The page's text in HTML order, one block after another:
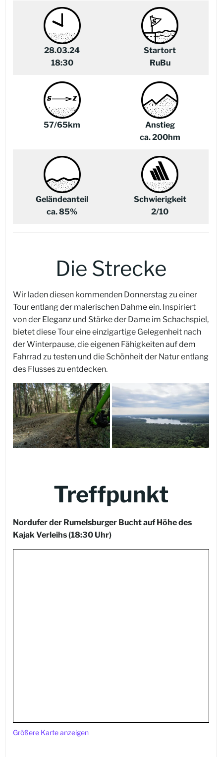
28.03.24
18:30
Startort
RuBu
57/65km
Anstieg
ca. 200hm
Geländeanteil
ca. 85%
Schwierigkeit
2/10
Die Strecke
Wir laden diesen kommenden Donnerstag zu einer
Tour entlang der malerischen Dahme ein. Inspiriert
von der Eleganz und Stärke der Dame im Schachspiel,
bietet diese Tour eine einzigartige Gelegenheit nach
der Winterpause, die eigenen Fähigkeiten auf dem
Fahrrad zu testen und die Schönheit der Natur entlang
des Flusses zu entdecken.
Treffpunkt
Nordufer der Rumelsburger Bucht auf Höhe des
Kajak Verleihs(18:30 Uhr)
Größere Karte anzeigen